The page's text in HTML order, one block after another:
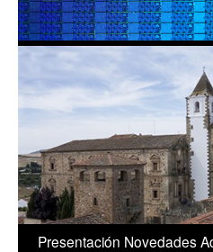
1/5
Palacio Real
Presentación Novedades